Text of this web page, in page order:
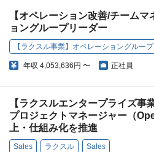
【オペレーション改善/チーム
ョングループリーダー
年収 4,053,636円 〜 正社員
【ラクスルエンタープライズ事
プロジェクトマネージャー（
上・仕組み化を推進
Sales ラクスル Sales